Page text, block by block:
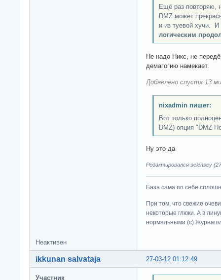
Ещё раз повторяю,
DMZ может
и из туевой хучи.
логическим
Не надо Никс, не
демагогию намекает.
Добавлено спустя 13
nixadmin пишет:
Вот только
DMZ) опция "DMZ
Ну это да
Редактировался selenscy
База сама по себе
При том, что свежие
некоторые глюки. А в
нормальными (c)
Неактивен
27-03-12 01:12:49
ikkunan salvataja
Участник